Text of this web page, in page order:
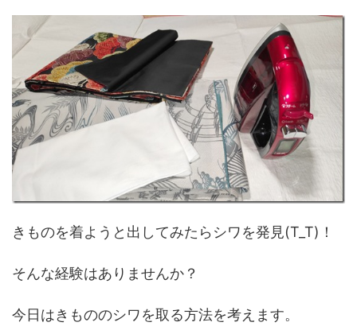
きものを着ようと出してみたらシワを発見(T_T)！
そんな経験はありませんか？
今日はきもののシワを取る方法を考えます。